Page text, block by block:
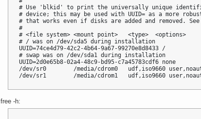
# Use 'blkid' to print the universally unique
# device; this may be used with UUID= as a more
# that works even if disks are added and removed.
#
# <file system> <mount point>   <type>  <options>
# / was on /dev/sda5 during installation
UUID=74ce4d79-42c2-4b64-9a67-99270e8d8433 /
# swap was on /dev/sda1 during installation
UUID=2d0e65b8-02a4-48c9-bd95-c7a45783cdf6
/dev/sr0        /media/cdrom0   udf,iso9660
/dev/sr1        /media/cdrom1   udf,iso9660
free -h: